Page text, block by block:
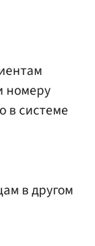
номеру
в системе
в другом